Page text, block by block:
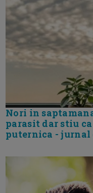
Nori in
parasit dar stiu
puternica - jurnal